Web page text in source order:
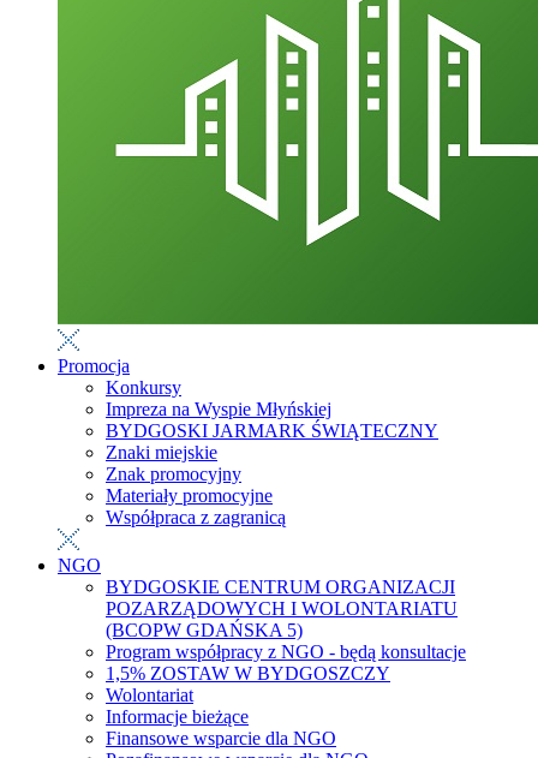
Promocja
Konkursy
Impreza na Wyspie Młyńskiej
BYDGOSKI JARMARK ŚWIĄTECZNY
Znaki miejskie
Znak promocyjny
Materiały promocyjne
Współpraca z zagranicą
NGO
BYDGOSKIE CENTRUM ORGANIZACJI
POZARZĄDOWYCH I WOLONTARIATU
(BCOPW GDAŃSKA 5)
Program współpracy z NGO - będą konsultacje
1,5% ZOSTAW W BYDGOSZCZY
Wolontariat
Informacje bieżące
Finansowe wsparcie dla NGO